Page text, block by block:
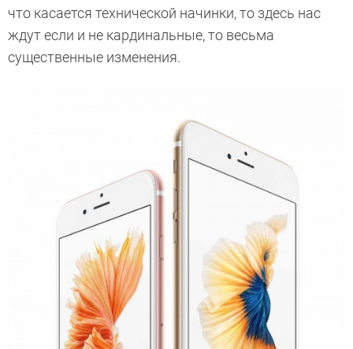
что касается технической начинки, то здесь нас
ждут если и не кардинальные, то весьма
существенные изменения.